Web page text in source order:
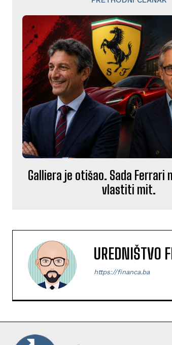
Galliera je otišao. Sada Ferrari
vlastiti mit.
UREDNIŠTVO
https://financa.ba